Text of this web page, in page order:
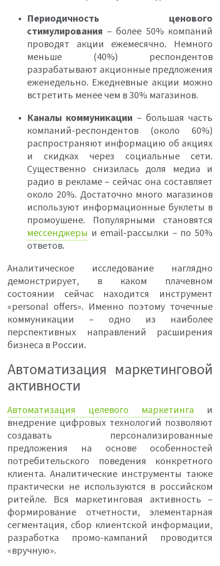
Периодичность ценового
стимулирования – более 50% компаний
проводят акции ежемесячно. Немного
меньше (40%) респондентов
разрабатывают акционные предложения
еженедельно. Ежедневные акции можно
встретить менее чем в 30% магазинов.
Каналы коммуникации – большая часть
компаний-респондентов (около 60%)
распространяют информацию об акциях
и скидках через социальные сети.
Существенно снизилась доля медиа и
радио в рекламе – сейчас она составляет
около 20%. Достаточно много магазинов
используют информационные буклеты в
промоушене. Популярными становятся
мессенджеры и email-рассылки – по 50%
ответов.
Аналитическое исследование наглядно
демонстрирует, в каком плачевном
состоянии сейчас находится инструмент
«personal offers». Именно поэтому точечные
коммуникации – одно из наиболее
перспективных направлений расширения
бизнеса в России.
Автоматизация маркетинговой
активности
Автоматизация целевого маркетинга и
внедрение цифровых технологий позволяют
создавать персонализированные
предложения на основе особенностей
потребительского поведения конкретного
клиента. Аналитические инструменты также
практически не используются в российском
ритейле. Вся маркетинговая активность –
формирование отчетности, элементарная
сегментация, сбор клиентской информации,
разработка промо-кампаний проводится
«вручную».